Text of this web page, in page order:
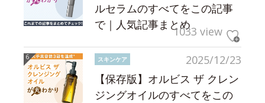
ルセラムのすべてをこの記事
で｜人気記事まとめ1033 view
2025/12/23
スキンケア
【保存版】オルビス ザ クレン
ジングオイルのすべてをこの